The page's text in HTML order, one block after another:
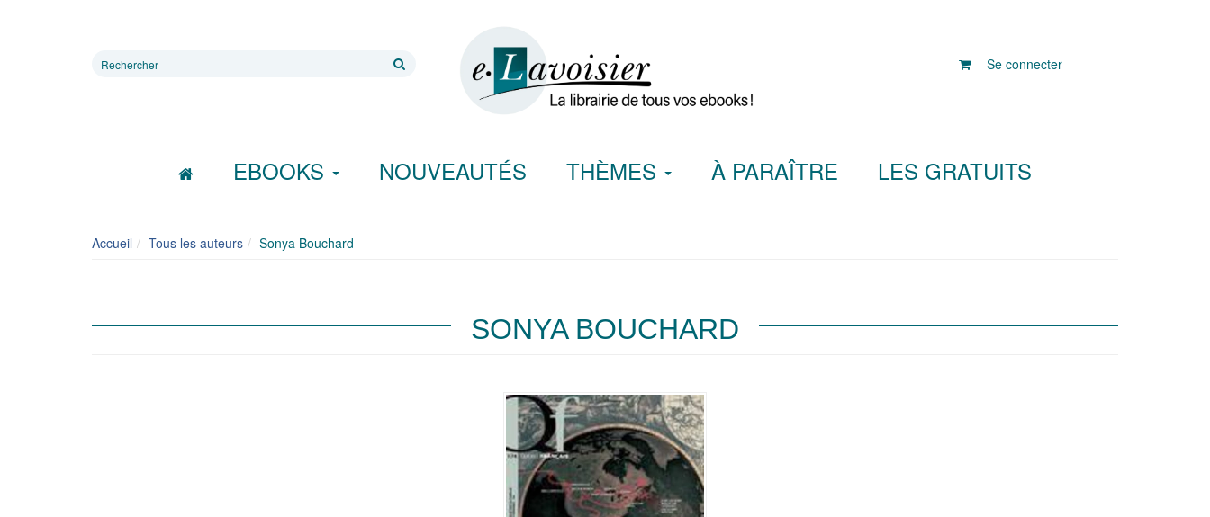
Rechercher
Se connecter
EBOOKS NOUVEAUTÉS THÈMES À PARAÎTRE LES GRATUITS
Accueil Tous les auteurs Sonya Bouchard
SONYA BOUCHARD